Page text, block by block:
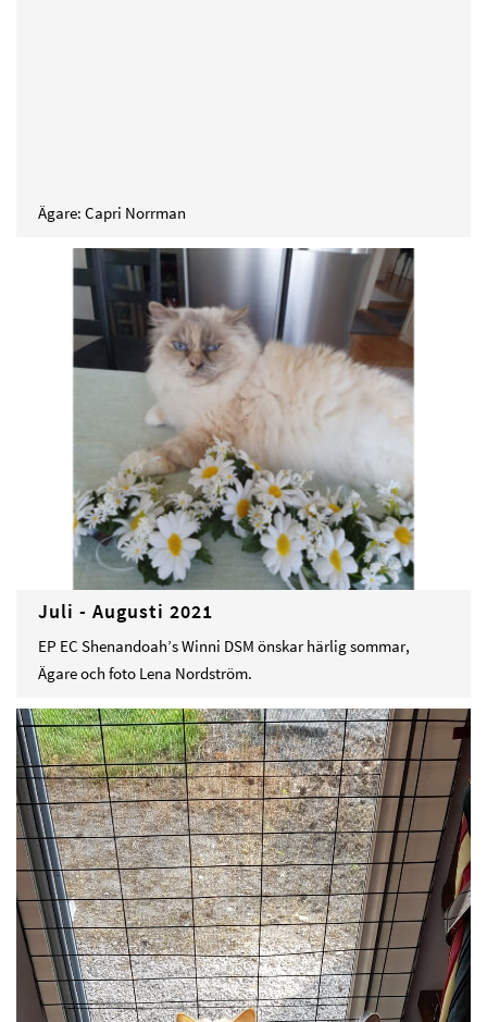
Ägare: Capri Norrman
Juli - Augusti 2021
EP EC Shenandoah’s Winni DSM önskar härlig sommar,
Ägare och foto Lena Nordström.